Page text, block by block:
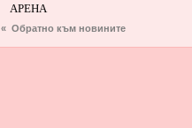
АРЕНА
« Обратно към новините